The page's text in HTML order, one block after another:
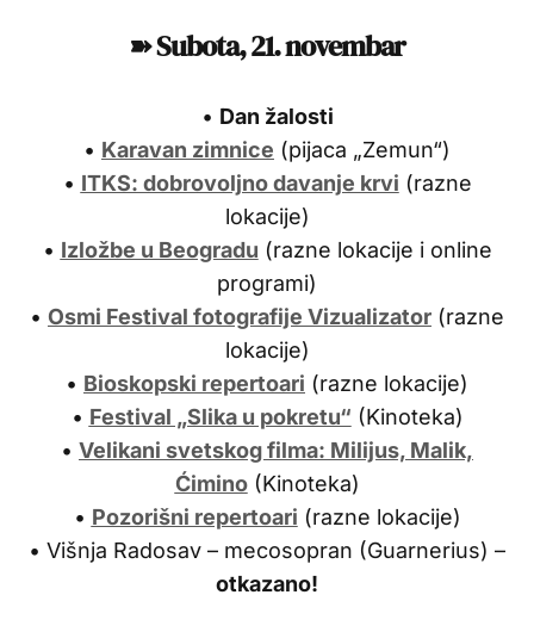
➽ Subota, 21. novembar
• Dan žalosti
• Karavan zimnice (pijaca „Zemun“)
• ITKS: dobrovoljno davanje krvi (razne
lokacije)
• Izložbe u Beogradu (razne lokacije i online
programi)
• Osmi Festival fotografije Vizualizator (razne
lokacije)
• Bioskopski repertoari (razne lokacije)
• Festival „Slika u pokretu“ (Kinoteka)
• Velikani svetskog filma: Milijus, Malik,
Ćimino(Kinoteka)
• Pozorišni repertoari (razne lokacije)
• Višnja Radosav – mecosopran (Guarnerius) –
otkazano!